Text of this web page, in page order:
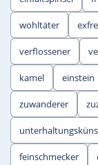
wohltäter
verflossener
kamel einstein
zuwanderer
feinschmecker